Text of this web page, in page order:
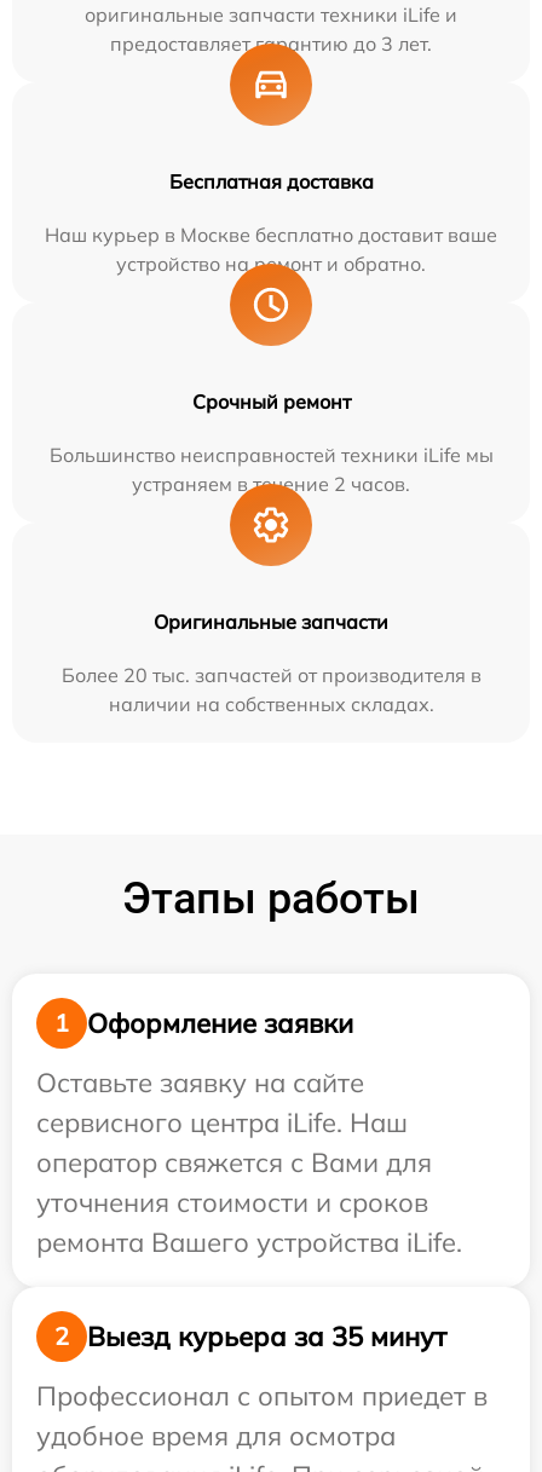
оригинальные запчасти техники iLife и
предоставляет гарантию до 3 лет.
Бесплатная доставка
Наш курьер в Москве бесплатно доставит ваше
устройство на ремонт и обратно.
Срочный ремонт
Большинство неисправностей техники iLife мы
устраняем в течение 2 часов.
Оригинальные запчасти
Более 20 тыс. запчастей от производителя в
наличии на собственных складах.
Этапы работы
1
Оформление заявки
Оставьте заявку на сайте
сервисного центра iLife. Наш
оператор свяжется с Вами для
уточнения стоимости и сроков
ремонта Вашего устройства iLife.
2
Выезд курьера за 35 минут
Профессионал с опытом приедет в
удобное время для осмотра